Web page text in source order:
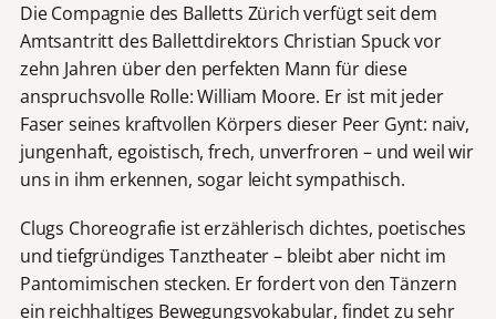
Die Compagnie des Balletts Zürich verfügt seit dem
Amtsantritt des Ballettdirektors Christian Spuck vor
zehn Jahren über den perfekten Mann für diese
anspruchsvolle Rolle: William Moore. Er ist mit jeder
Faser seines kraftvollen Körpers dieser Peer Gynt: naiv,
jungenhaft, egoistisch, frech, unverfroren – und weil wir
uns in ihm erkennen, sogar leicht sympathisch.
Clugs Choreografie ist erzählerisch dichtes, poetisches
und tiefgründiges Tanztheater – bleibt aber nicht im
Pantomimischen stecken. Er fordert von den Tänzern
ein reichhaltiges Bewegungsvokabular, findet zu sehr